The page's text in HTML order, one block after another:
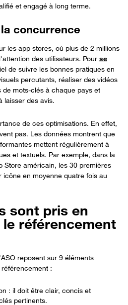
et engagé à long terme.
concurrence
les app stores, où plus de 2 millions
des utilisateurs. Pour se
de suivre les bonnes pratiques en
percutants, réaliser des vidéos
de mots-clés à chaque pays et
laisser des avis.
de ces optimisations. En effet,
pas. Les données montrent que
mettent régulièrement à
et textuels. Par exemple, dans la
Store américain, les 30 premières
en moyenne quatre fois au
sont pris en
référencement
reposent sur 9 éléments
:
: il doit être clair, concis et
pertinents.